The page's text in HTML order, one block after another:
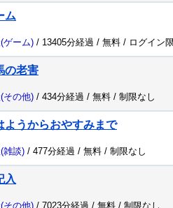
ム
(ゲーム) / 13405分経過 / 無料 / ログイン
の老害
(その他) / 434分経過 / 無料 / 制限なし
ようからおやすみまで
(雑談) / 477分経過 / 無料 / 制限なし
入
(その他) / 7023分経過 / 無料 / 制限なし